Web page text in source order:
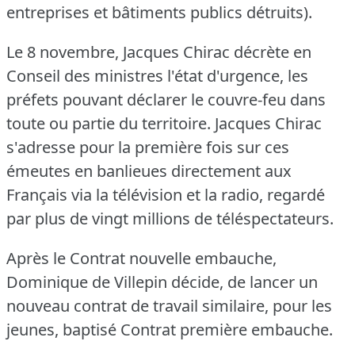
entreprises et bâtiments publics détruits).
Le 8 novembre, Jacques Chirac décrète en
Conseil des ministres l'état d'urgence, les
préfets pouvant déclarer le couvre-feu dans
toute ou partie du territoire. Jacques Chirac
s'adresse pour la première fois sur ces
émeutes en banlieues directement aux
Français via la télévision et la radio, regardé
par plus de vingt millions de téléspectateurs.
Après le Contrat nouvelle embauche,
Dominique de Villepin décide, de lancer un
nouveau contrat de travail similaire, pour les
jeunes, baptisé Contrat première embauche.